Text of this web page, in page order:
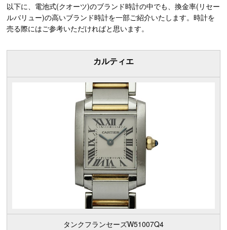
以下に、電池式(クオーツ)のブランド時計の中でも、換金率(リセー
ルバリュー)の高いブランド時計を一部ご紹介いたします。時計を
売る際にはご参考いただければと思います。
カルティエ
タンクフランセーズW51007Q4